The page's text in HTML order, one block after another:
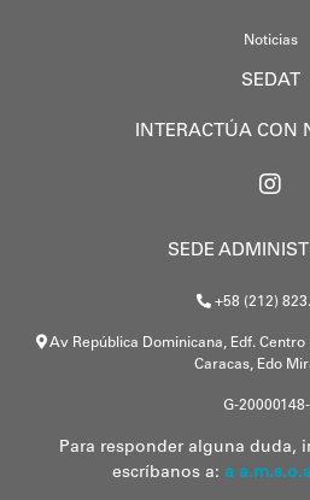
Noticias
SEDAT
INTERACTÚA CON
SEDE
+58 (212)
Av República Dominicana, Edf. Centro
Caracas, Edo
G-
Para responder alguna duda,
escríbanos a: a